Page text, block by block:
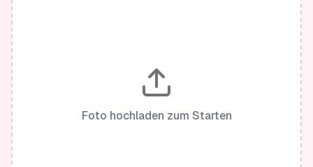
Foto hochladen zum Starten